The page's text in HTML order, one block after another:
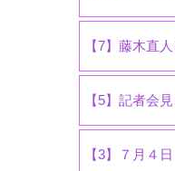
【7】藤木直
【5】記者会
【3】７月４